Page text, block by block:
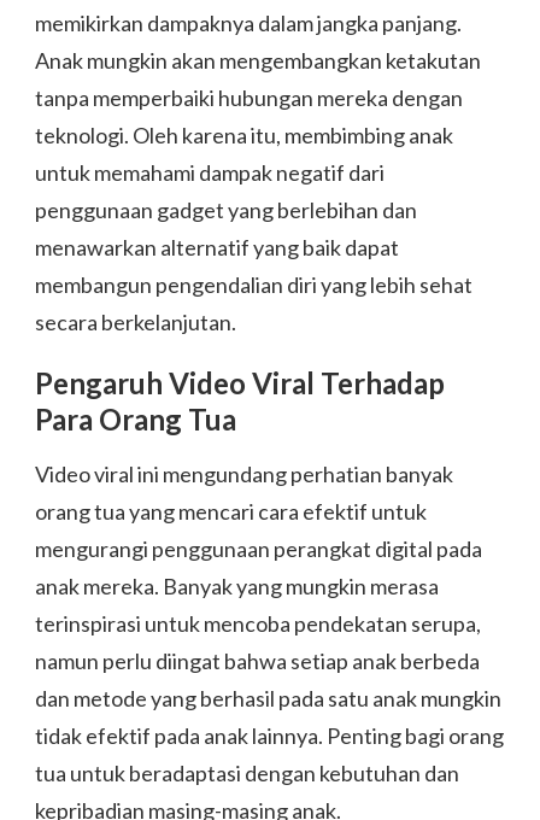
memikirkan dampaknya dalam jangka panjang.
Anak mungkin akan mengembangkan ketakutan
tanpa memperbaiki hubungan mereka dengan
teknologi. Oleh karena itu, membimbing anak
untuk memahami dampak negatif dari
penggunaan gadget yang berlebihan dan
menawarkan alternatif yang baik dapat
membangun pengendalian diri yang lebih sehat
secara berkelanjutan.
Pengaruh Video Viral Terhadap
Para Orang Tua
Video viral ini mengundang perhatian banyak
orang tua yang mencari cara efektif untuk
mengurangi penggunaan perangkat digital pada
anak mereka. Banyak yang mungkin merasa
terinspirasi untuk mencoba pendekatan serupa,
namun perlu diingat bahwa setiap anak berbeda
dan metode yang berhasil pada satu anak mungkin
tidak efektif pada anak lainnya. Penting bagi orang
tua untuk beradaptasi dengan kebutuhan dan
kepribadian masing-masing anak.